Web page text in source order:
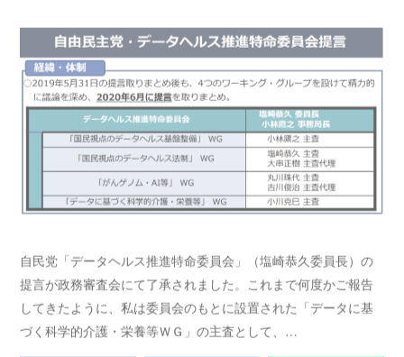
提言が政務審査会にて了承されました。これまで何度かご報告
してきたように、私は委員会のもとに設置された「データに基
づく科学的介護・栄養等ＷＧ」の主査として、…